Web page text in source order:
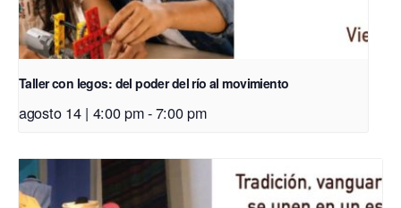
Taller con legos: del poder del río al movimiento
agosto 14 | 4:00 pm-7:00 pm